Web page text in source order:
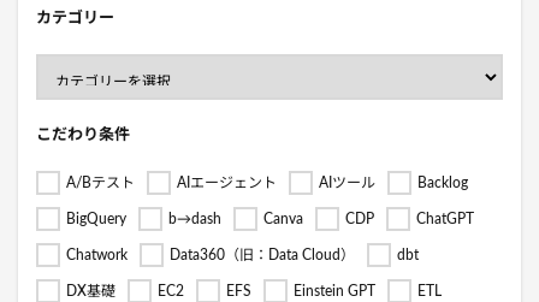
カテゴリー
こだわり条件
A/Bテスト AIエージェント AIツール Backlog
BigQuery b→dash Canva CDP ChatGPT
Chatwork Data360（旧：Data Cloud） dbt
DX基礎 EC2 EFS Einstein GPT ETL